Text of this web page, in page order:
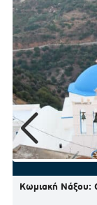
Κωμιακή Νάξου: